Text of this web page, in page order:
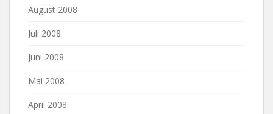
August 2008
Juli 2008
Juni 2008
Mai 2008
April 2008